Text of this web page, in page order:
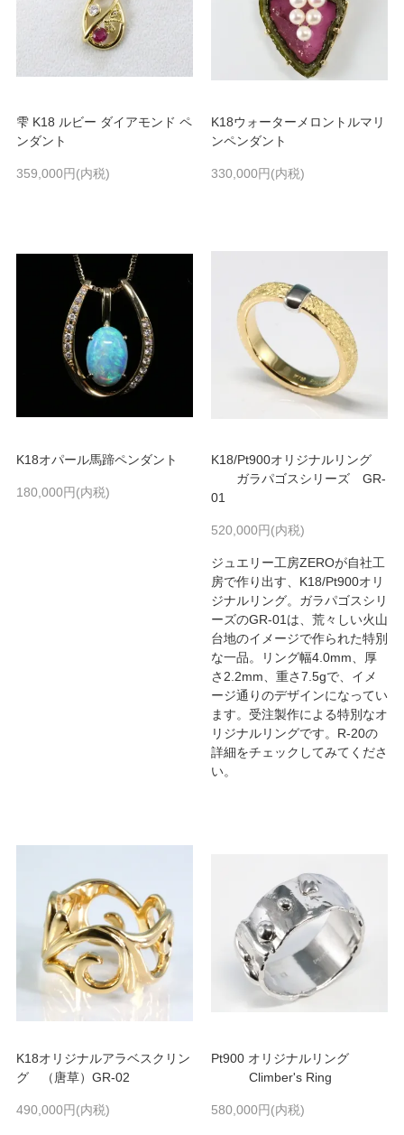
雫 K18 ルビー ダイアモンド ペ
ンダント
359,000円(内税)
K18ウォーターメロントルマリ
ンペンダント
330,000円(内税)
K18オパール馬蹄ペンダント
180,000円(内税)
K18/Pt900オリジナルリング
ガラパゴスシリーズ GR-
01
520,000円(内税)
ジュエリー工房ZEROが自社工
房で作り出す、K18/Pt900オリ
ジナルリング。ガラパゴスシリ
ーズのGR-01は、荒々しい火山
台地のイメージで作られた特別
な一品。リング幅4.0mm、厚
さ2.2mm、重さ7.5gで、イメ
ージ通りのデザインになってい
ます。受注製作による特別なオ
リジナルリングです。R-20の
詳細をチェックしてみてくださ
い。
K18オリジナルアラベスクリン
グ （唐草）GR-02
490,000円(内税)
Pt900 オリジナルリング
Climber's Ring
580,000円(内税)